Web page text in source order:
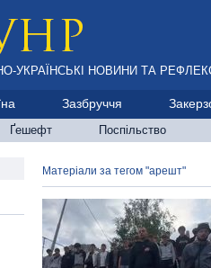
УКРАЇНСЬКІ НОВИНИ ТА
Зазбруччя
Ґешефт Поспільство
Матеріали за тегом "арешт"